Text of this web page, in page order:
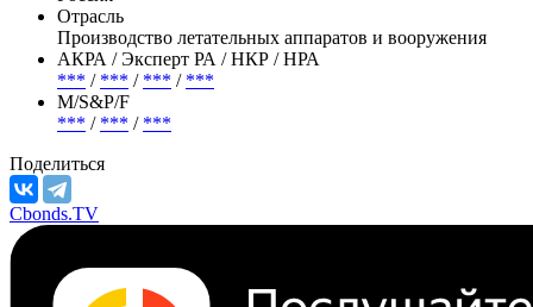
Полное название
АО "ЗИД"
Страна регистрации
Россия
Отрасль
Производство летательных аппаратов и вооружения
***/***
М/S&P/F
***/
Поделиться
Cbonds.TV